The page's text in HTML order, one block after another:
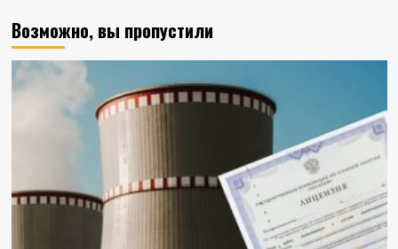
Возможно, вы пропустили